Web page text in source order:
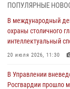
боевому самбо.
04 августа 2026, 14:00
Офицер Росгвардии
04 августа 2026, 12:28
ПОПУЛЯРНЫЕ
В международный
охраны столичного
интеллектуальный
20 июля 2026, 11:30
В Управлении
Росгвардии прошло